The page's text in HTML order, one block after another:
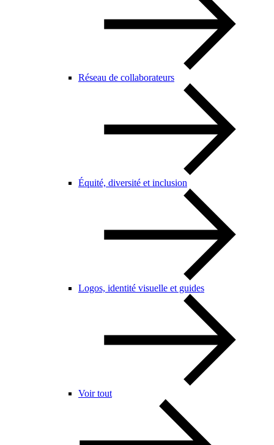
Réseau de collaborateurs
Équité, diversité et inclusion
Logos, identité visuelle et guides
Voir tout